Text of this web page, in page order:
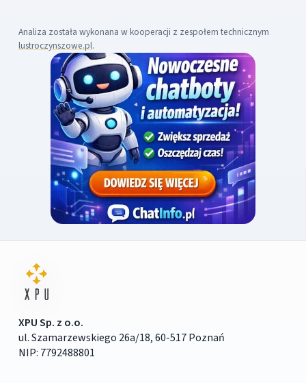
Analiza została wykonana w kooperacji z zespołem technicznym
lustroczynszowe.pl.
XPU Sp. z o.o.
ul. Szamarzewskiego 26a/18, 60-517 Poznań
NIP: 7792488801